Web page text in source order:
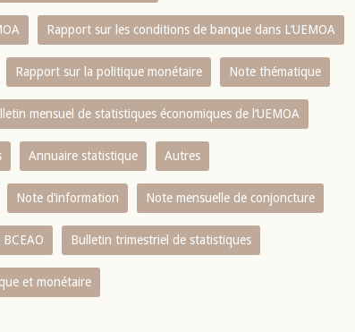
Rapport sur les conditions de banque dans L‘UEMOA
Rapport sur la politique monétaire Note thématique
mensuel de statistiques économiques de l‘UEMOA
Annuaire statistique Autres
Note d’information Note mensuelle de conjoncture
Bulletin trimestriel de statistiques
et monétaire